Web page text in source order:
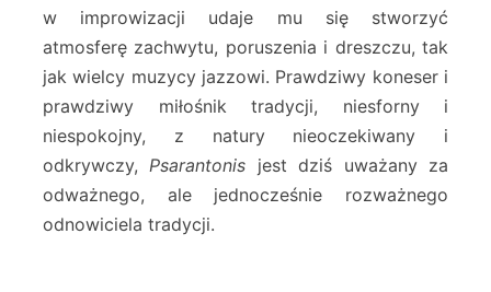
w improwizacji udaje mu się stworzyć
atmosferę zachwytu, poruszenia i dreszczu, tak
jak wielcy muzycy jazzowi. Prawdziwy koneser i
prawdziwy miłośnik tradycji, niesforny i
niespokojny, z natury nieoczekiwany i
odkrywczy,Psarantonis jest dziś uważany za
odważnego, ale jednocześnie rozważnego
odnowiciela tradycji.